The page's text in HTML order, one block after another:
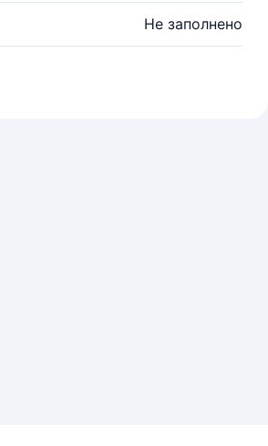
Не заполнено